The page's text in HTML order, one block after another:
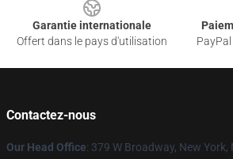
Garantie internationale
Offert dans le pays d'utilisation
Contactez-nous
Our Head Office: 379 W Broadway, New York,